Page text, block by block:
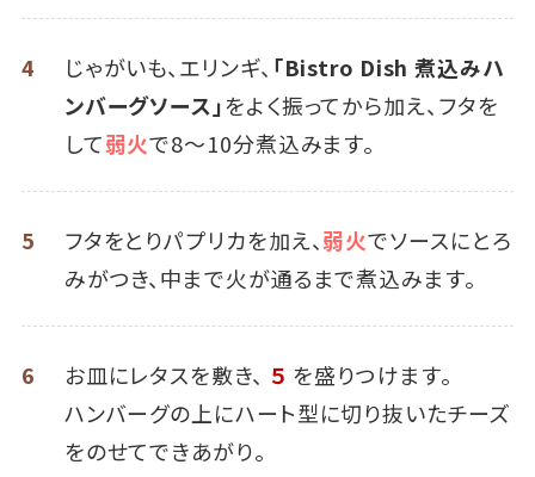
4 じゃがいも、エリンギ、 「Bistro Dish 煮込みハ
ンバーグソース」をよく振ってから加え、フタを
して弱火で8～10分煮込みます。
5 フタをとりパプリカを加え、弱火でソースにとろ
みがつき、中まで火が通るまで煮込みます。
6 お皿にレタスを敷き、 ５ を盛りつけます。
ハンバーグの上にハート型に切り抜いたチーズ
をのせてできあがり。